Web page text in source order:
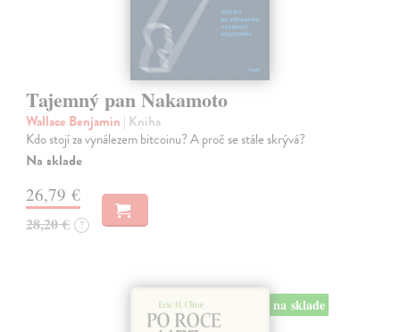
Tajemný pan Nakamoto
Wallace Benjamin | Kniha
Kdo stojí za vynálezem bitcoinu? A proč se stále skrývá?
Na sklade
26,79 €
28,20 € ?
na sklade